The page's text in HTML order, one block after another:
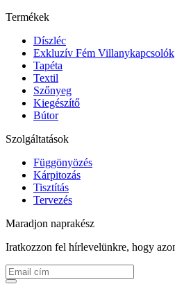
Termékek
Díszléc
Exkluzív Fém Villanykapcsolók
Tapéta
Textil
Szőnyeg
Kiegészítő
Bútor
Szolgáltatások
Függönyözés
Kárpitozás
Tisztítás
Tervezés
Maradjon naprakész
Iratkozzon fel hírlevelünkre, hogy